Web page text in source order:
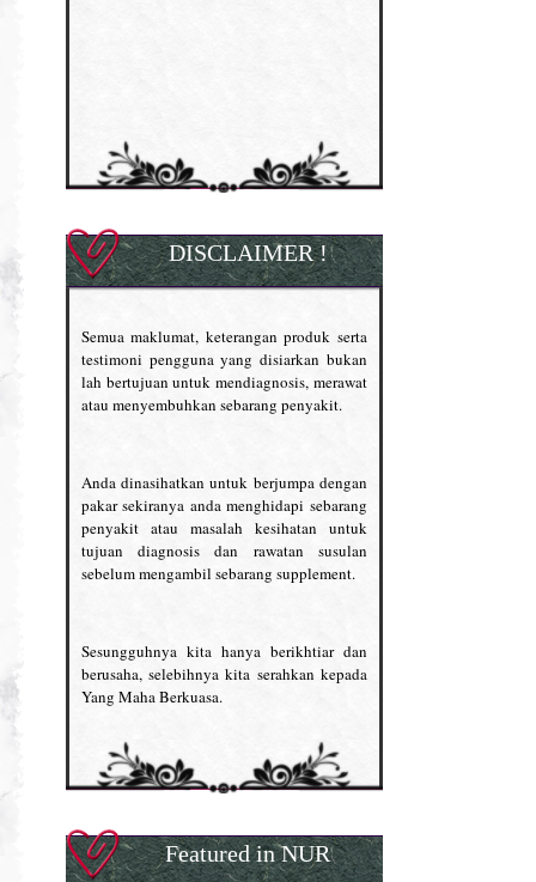
DISCLAIMER !
Semua maklumat, keterangan produk serta
testimoni pengguna yang disiarkan bukan
lah bertujuan untuk mendiagnosis, merawat
atau menyembuhkan sebarang penyakit.
Anda dinasihatkan untuk berjumpa dengan
pakar sekiranya anda menghidapi sebarang
penyakit atau masalah kesihatan untuk
tujuan diagnosis dan rawatan susulan
sebelum mengambil sebarang supplement.
Sesungguhnya kita hanya berikhtiar dan
berusaha, selebihnya kita serahkan kepada
Yang Maha Berkuasa.
Featured in NUR